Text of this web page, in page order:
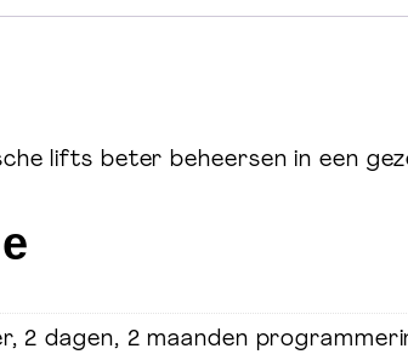
meer Welift
lifts beter beheersen in een
2 dagen, 2 maanden